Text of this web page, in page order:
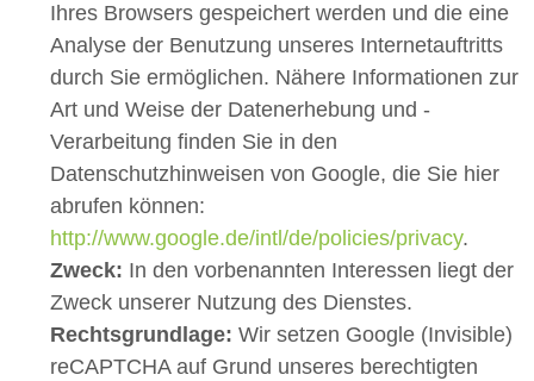
Ihres Browsers gespeichert werden und die eine
Analyse der Benutzung unseres Internetauftritts
durch Sie ermöglichen. Nähere Informationen zur
Art und Weise der Datenerhebung und -
Verarbeitung finden Sie in den
Datenschutzhinweisen von Google, die Sie hier
abrufen können:
http://www.google.de/intl/de/policies/privacy.
Zweck: In den vorbenannten Interessen liegt der
Zweck unserer Nutzung des Dienstes.
Rechtsgrundlage: Wir setzen Google (Invisible)
reCAPTCHA auf Grund unseres berechtigten